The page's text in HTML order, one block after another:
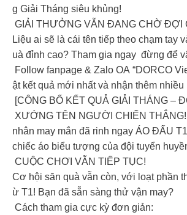
g Giải Tháng siêu khủng!
GIẢI THƯỞNG VẪN ĐANG CHỜ ĐỢI
Liệu ai sẽ là cái tên tiếp theo chạm tay
uà đỉnh cao? Tham gia ngay đừng để
Follow fanpage & Zalo OA “DORCO
ật kết quả mới nhất và nhận thêm
[CÔNG BỐ KẾT QUẢ GIẢI THÁNG –
XƯỚNG TÊN NGƯỜI CHIẾN
nhân may mắn đã rinh ngay ÁO ĐẤU
chiếc áo biểu tượng của đội tuyển
CUỘC CHƠI VẪN TIẾP TỤC!
Cơ hội săn quà vẫn còn, với loạt phần
ừ T1! Bạn đã sẵn sàng thử vận may?
Cách tham gia cực kỳ đơn giản: